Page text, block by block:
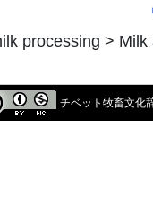
processing > Milk
チベット牧畜文化